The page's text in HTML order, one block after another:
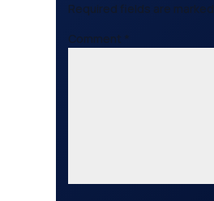
Required fields are marked
Comment *